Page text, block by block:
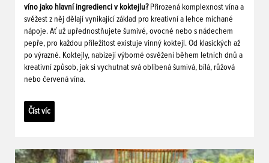
víno jako hlavní ingredienci v koktejlu? Přirozená komplexnost vína a
svěžest z něj dělají vynikající základ pro kreativní a lehce míchané
nápoje. Ať už upřednostňujete šumivé, ovocné nebo s nádechem
pepře, pro každou příležitost existuje vinný koktejl. Od klasických až
po výrazné. Koktejly, nabízejí výborné osvěžení během letních dnů a
kreativní způsob, jak si vychutnat svá oblíbená šumivá, bílá, růžová
nebo červená vína.
Číst víc